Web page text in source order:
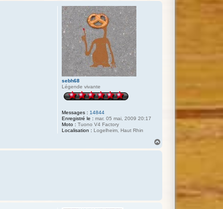
sebh68
Légende vivante
Messages : 14844
Enregistré le : mar. 05 mai, 2009 20:17
Moto : Tuono V4 Factory
Localisation : Logelheim, Haut Rhin